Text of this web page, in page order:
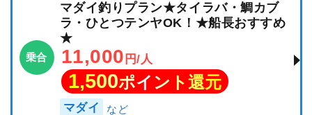
乗合
マダイ釣りプラン★タイラバ・鯛カブ
ラ・ひとつテンヤOK！★船長おすすめ
★
11,000 円/人
1,500ポイント還元
マダイ